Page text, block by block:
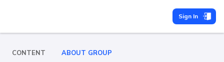
Sign In
CONTENT ABOUT GROUP